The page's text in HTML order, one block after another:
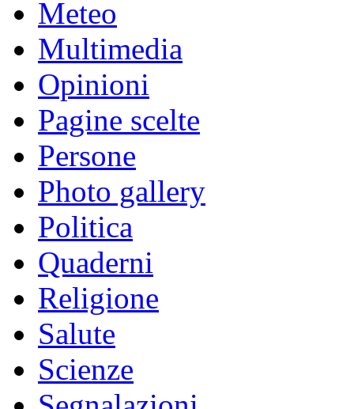
Meteo
Multimedia
Opinioni
Pagine scelte
Persone
Photo gallery
Politica
Quaderni
Religione
Salute
Scienze